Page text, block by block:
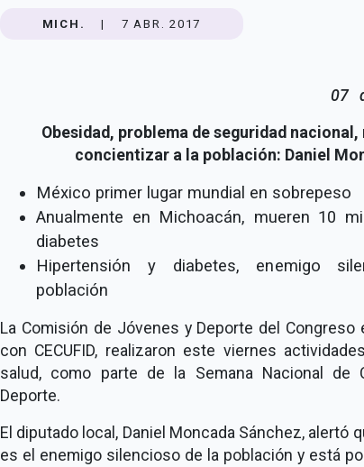
MICH. | 7 ABR. 2017
07
Obesidad, problema de seguridad
concientizar a la población: Daniel
México primer lugar mundial en sobrepeso
Anualmente en Michoacán, mueren 10
diabetes
Hipertensión y diabetes, enemigo
población
La Comisión de Jóvenes y Deporte del Congreso
con CECUFID, realizaron este viernes
salud, como parte de la Semana Nacional de
Deporte.
El diputado local, Daniel Moncada Sánchez, alertó
es el enemigo silencioso de la población y está